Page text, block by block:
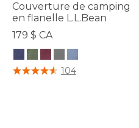
Couverture de camping
en flanelle L.L.Bean
179 $ CA
4,5 sur 5 Évaluation des clients
104